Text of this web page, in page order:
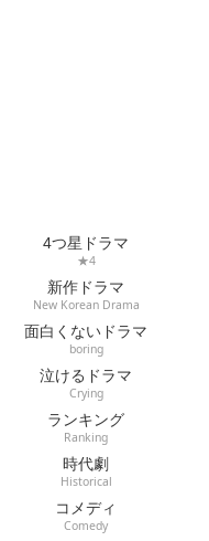
4つ星ドラマ
★4
新作ドラマ
New Korean Drama
面白くないドラマ
boring
泣けるドラマ
Crying
ランキング
Ranking
時代劇
Historical
コメディ
Comedy